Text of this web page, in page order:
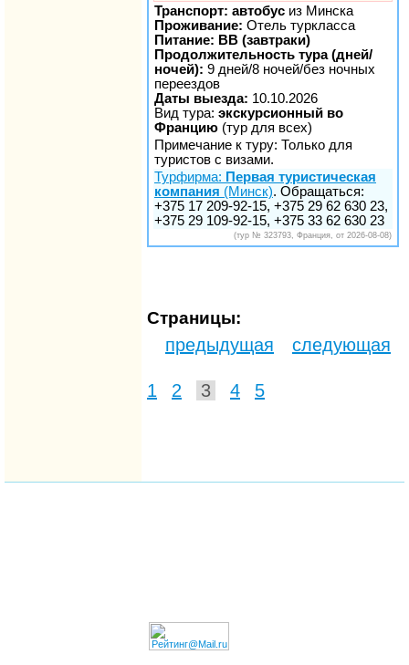
Транспорт: автобус из Минска
Проживание: Отель туркласса
Питание: BB (завтраки)
Продолжительность тура (дней/
ночей): 9 дней/8 ночей/без ночных
переездов
Даты выезда: 10.10.2026
Вид тура: экскурсионный во
Францию (тур для всех)
Примечание к туру: Только для
туристов с визами.
Турфирма: Первая туристическая
компания (Минск). Обращаться:
+375 17 209-92-15, +375 29 62 630 23,
+375 29 109-92-15, +375 33 62 630 23
(тур № 323793, Франция, от 2026-08-08)
Страницы:
предыдущая следующая
1 2 3 4 5